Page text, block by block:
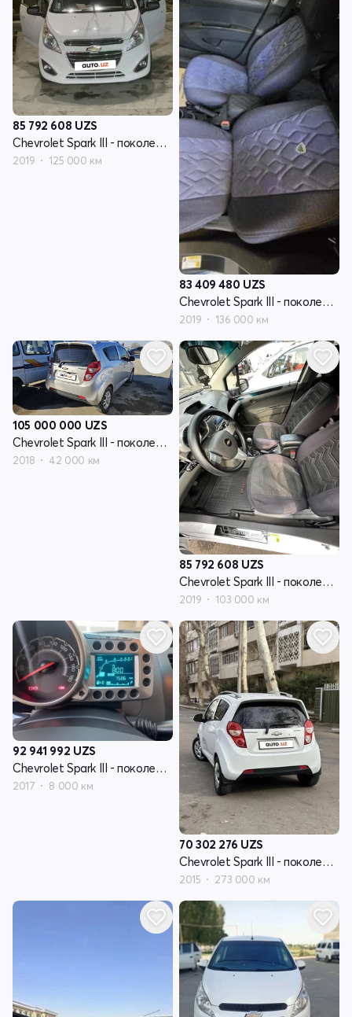
85 792 608 UZS
Chevrolet Spark III - поколение
2019 125 000 км
83 409 480 UZS
Chevrolet Spark III - поколение
2019 136 000 км
105 000 000 UZS
Chevrolet Spark III - поколение
2018 42 000 км
85 792 608 UZS
Chevrolet Spark III - поколение
2019 103 000 км
92 941 992 UZS
Chevrolet Spark III - поколение
2017 8 000 км
70 302 276 UZS
Chevrolet Spark III - поколение
2015 273 000 км